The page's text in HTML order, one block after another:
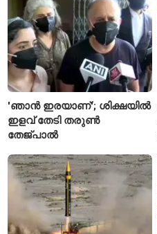
'ഞാൻ ഇരയാണ്'; ശിക്ഷയിൽ
ഇളവ് തേടി തരുണ്‍
തേജ്പാൽ